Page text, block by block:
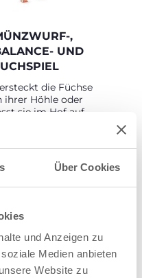
Über Cookies
und Anzeigen zu
Medien anbieten
Website zu
,
UND
die Füchse
ihrer Höhle oder
sie im Hof auf
entdeckt die
Tiere im